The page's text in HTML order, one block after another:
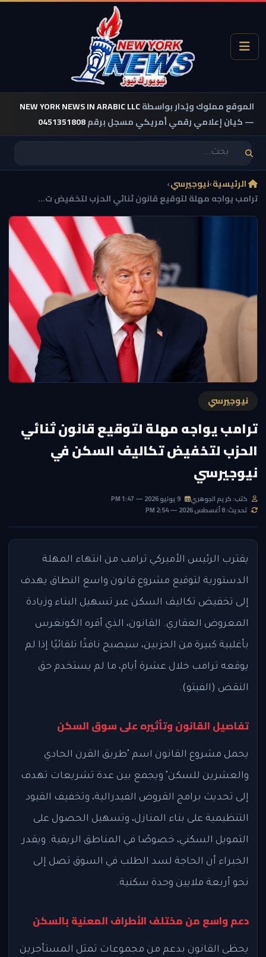
الموقع مملوك ويُدار بواسطةNEW YORK NEWS IN ARABIC LLC
— كيان إعلامي رقمي أمريكي مسجل برقم0451351808
الرئيسية›نيوجيرسي›
ترامب يواجه مهلة لتوقيع قانون ثنائي الحزب لتخفيض ت...
نيوجيرسي
ترامب يواجه مهلة لتوقيع قانون ثنائي
الحزب لتخفيض تكاليف السكن في
نيوجيرسي
كتب: كريم الجوهري
تحديث: 8 أغسطس 2026 — 2:54 PM
يقترب الرئيس الأميركي ترامب من انتهاء المهلة
الدستورية لتوقيع مشروع قانون واسع النطاق يهدف
إلى تخفيض تكاليف السكن عبر تسهيل البناء وزيادة
المعروض العقاري. القانون، الذي أقره الكونغرس
بأغلبية كبيرة من الحزبين، سيصبح نافذًا تلقائيًا إذا لم
يوقعه ترامب خلال عشرة أيام، ما لم يستخدم حق
النقض (الفيتو).
تفاصيل القانون وتأثيره على سوق السكن
يحمل مشروع القانون اسم "طريق القرن الحادي
والعشرين للسكن" ويجمع بين عدة تشريعات تهدف
إلى تحديث برامج القروض الفيدرالية، وتخفيف القيود
التنظيمية على بناء المنازل، وتسهيل الحصول على
التمويل السكني، خصوصًا في المناطق الريفية. ويقدر
الخبراء أن الحاجة لسد الطلب في السوق تصل إلى
نحو أربعة ملايين وحدة سكنية.
دعم واسع من مختلف الأطراف المعنية بالسكن
يحظى القانون بدعم من مجموعات تمثل المستأجرين